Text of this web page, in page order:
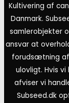
Kultivering af
Danmark.
samlerobjekter
ansvar at
forudsætning
ulovligt. Hvis
afviser vi
Subseed.dk